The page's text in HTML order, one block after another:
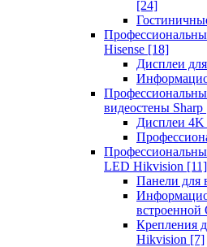
[24]
Hisense [18]
Дисплеи
видеостены Sharp
Дисплеи 4K
LED Hikvision [11]
Панели для
Крепления
Hikvision [7]